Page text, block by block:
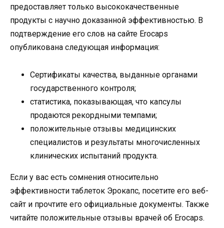
предоставляет только высококачественные
продукты с научно доказанной эффективностью. В
подтверждение его слов на сайте Erocaps
опубликована следующая информация:
Сертификаты качества, выданные органами
государственного контроля;
статистика, показывающая, что капсулы
продаются рекордными темпами;
положительные отзывы медицинских
специалистов и результаты многочисленных
клинических испытаний продукта.
Если у вас есть сомнения относительно
эффективности таблеток Эрокапс, посетите его веб-
сайт и прочтите его официальные документы. Также
читайте положительные отзывы врачей об Erocaps.